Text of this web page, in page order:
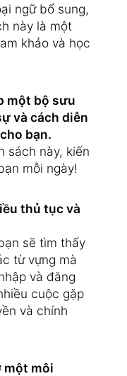
ngữ bổ sung,
này là một
khảo và học
một bộ sưu
và cách diễn
bạn.
sách này, kiến
mỗi ngày!
thủ tục và
sẽ tìm thấy
từ vựng mà
và đăng
cuộc gặp
và chính
một môi